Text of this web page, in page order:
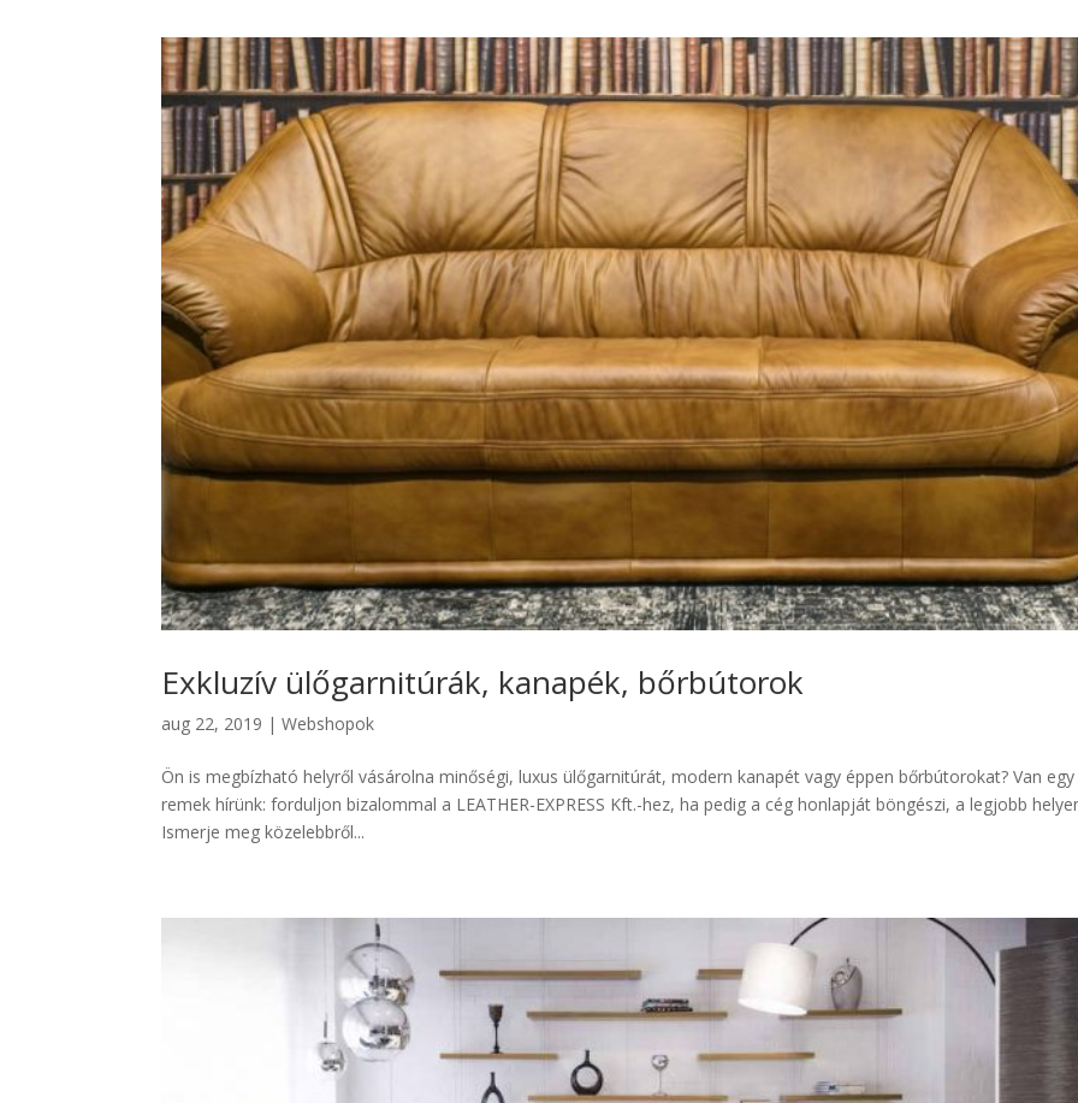
Exkluzív ülőgarnitúrák, kanapék, bőrbútorok
aug 22, 2019 |Webshopok
Ön is megbízható helyről vásárolna minőségi, luxus ülőgarnitúrát, modern kanapét vagy éppen bőrbútorokat? Van egy
remek hírünk: forduljon bizalommal a LEATHER-EXPRESS Kft.-hez, ha pedig a cég honlapját böngészi, a legjobb
Ismerje meg közelebbről...